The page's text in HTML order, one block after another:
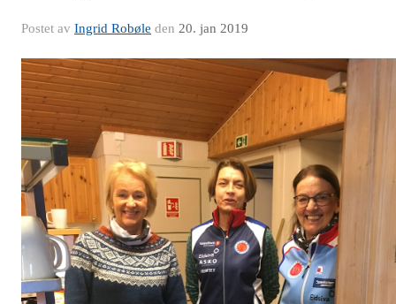
Postet av Ingrid Robøle den 20. jan 2019